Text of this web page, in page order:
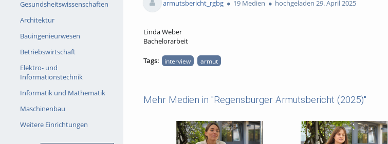
Gesundsheitswissenschaften
Architektur
Bauingenieurwesen
Betriebswirtschaft
Elektro- und
Informationstechnik
Informatik und Mathematik
Maschinenbau
Weitere Einrichtungen
armutsbericht_rgbg 19 Medien hochgeladen 29. April 2025
Linda Weber
Bachelorarbeit
Tags: interview armut
Mehr Medien in "Regensburger Armutsbericht (2025)"